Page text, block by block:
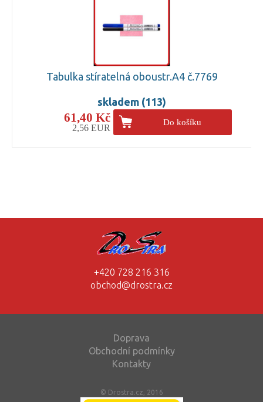
Tabulka stíratelná oboustr.A4 č.7769
skladem (113)
61,40 Kč
2,56 EUR
Do košíku
+420 728 216 316
obchod@drostra.cz
Doprava
Obchodní podmínky
Kontakty
© Drostra.cz, 2016